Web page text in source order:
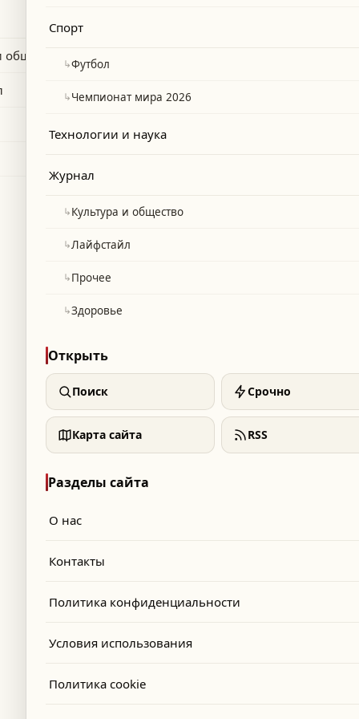
с изменением стратегии Apple.
Спорт
↳Футбол
↳Чемпионат мира 2026
Технологии и наука
Журнал
↳Культура и общество
↳Лайфстайл
↳Прочее
↳Здоровье
Открыть
Поиск Срочно
Карта сайта RSS
Разделы сайта
О нас
Контакты
Политика конфиденциальности
Условия использования
Политика cookie